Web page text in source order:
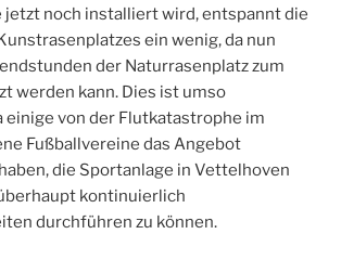
jetzt noch installiert wird, entspannt die
ein wenig, da nun
der Naturrasenplatz zum
werden kann. Dies ist umso
einige von der Flutkatastrophe im
Fußballvereine das Angebot
die Sportanlage in Vettelhoven
kontinuierlich
durchführen zu können.